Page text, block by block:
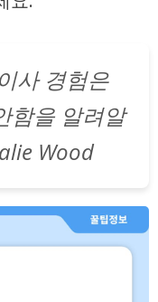
사 경험은
함을 알려알
Wood